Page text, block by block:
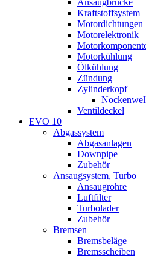
Ansaugbrücke
Kraftstoffsystem
Motordichtungen
Motorelektronik
Motorkühlung
Ölkühlung
Zündung
Zylinderkopf
Ventildeckel
EVO 10
Abgassystem
Abgasanlagen
Downpipe
Zubehör
Ansaugsystem, Turbo
Ansaugrohre
Luftfilter
Turbolader
Zubehör
Bremsen
Bremsbeläge
Bremsscheiben